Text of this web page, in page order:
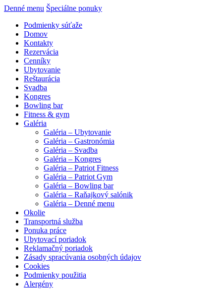
Denné menu Špeciálne ponuky
Podmienky súťaže
Domov
Kontakty
Rezervácia
Cenníky
Ubytovanie
Reštaurácia
Svadba
Kongres
Bowling bar
Fitness & gym
Galéria
Galéria – Ubytovanie
Galéria – Gastronómia
Galéria – Svadba
Galéria – Kongres
Galéria – Patriot Fitness
Galéria – Patriot Gym
Galéria – Bowling bar
Galéria – Raňajkový salónik
Galéria – Denné menu
Okolie
Transportná služba
Ponuka práce
Ubytovací poriadok
Reklamačný poriadok
Zásady spracúvania osobných údajov
Cookies
Podmienky použitia
Alergény